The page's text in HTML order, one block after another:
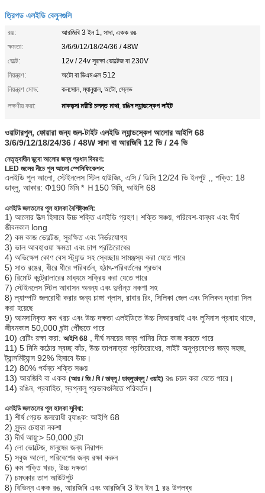
ত্রিপড এলইডি বেলুনগুলি
রঙ:
আরজিবি 3 ইন 1, সাদা, একক রঙ
ক্ষমতা:
3/6/9/12/18/24/36 / 48W
ভোল্ট:
12v / 24v সুরক্ষা ভোল্টেজ বা 230V
নিয়ন্ত্রণ:
অটো বা ডিএমএক্স 512
নিয়ন্ত্রণ মোড:
কনসোল, ম্যানুয়াল, অটো, স্লেভ
লক্ষণীয় করা:
মাকড়সা মরীচি চলন্ত মাথা, রঙিন ল্যান্ডস্কেপ লাইট
ওয়াটারপুল, ফোয়ারা জন্য জল-টাইট এলইডি ল্যান্ডস্কেপ আলোর আইপি 68
3/6/9/12/18/24/36 / 48W সাদা বা আরজিবি 12 ভি / 24 ভি
নেতৃত্বাধীন ডুবো আলোর জন্য প্রধান বিবরণ:
LED জলের নীচে পুল আলো স্পেসিফিকেশন:
এলইডি পুল আলো, স্টেইনলেস স্টিল হাউজিং, এসি / ডিসি 12/24 ভি ইনপুট ,, শক্তি: 18
ডাব্লু, আকার: Φ190 মিমি * Ｈ150 মিমি, আইপি 68
এলইডি জলতলের পুল হালকা বৈশিষ্ট্যগুলি:
1) আলোর উত্স হিসাবে উচ্চ শক্তি এলইডি গ্রহণ। শক্তি সঞ্চয়, পরিবেশ-বান্ধব এবং দীর্ঘ
জীবনকাল long
2) কম কাজ ভোল্টেজ, সুরক্ষিত এবং নির্ভরযোগ্য
3) ভাল আবহাওয়া ক্ষমতা এবং চাপ প্রতিরোধের
4) অভিক্ষেপ কোণ বেস স্ট্যান্ড সহ স্বেচ্ছায় সামঞ্জস্য করা যেতে পারে
5) সাত রঙের, ধীরে ধীরে পরিবর্তন, হঠাৎ-পরিবর্তনের প্রভাব
6) রিমোট কন্ট্রোলারের মাধ্যমে সক্রিয় করা যেতে পারে
7) স্টেইনলেস স্টিল আবাসন অনন্য এবং দুর্দান্ত নকশা সহ
8) ল্যাম্পটি জলরোধী করার জন্য চাঙ্গা গ্লাস, রাবার রিং, সিলিকা জেল এবং সিলিকন দ্বারা সিল
করা হয়েছে
9) আমদানিকৃত কম খরচ এবং উচ্চ দক্ষতা এলইডিতে উচ্চ সিআরআই এবং লুমিনাস প্রবাহ থাকে,
জীবনকাল 50,000 ঘন্টা পৌঁছতে পারে
10) রেটিং রক্ষা করা: আইপি 68 , দীর্ঘ সময়ের জন্য পানির নিচে কাজ করতে পারে
11) 5 মিমি কঠোর স্বচ্ছ কাঁচ, উচ্চ তাপমাত্রা প্রতিরোধের, লাইট অনুপ্রবেশের জন্য সহজ,
ট্রান্সমিট্যান্স 92% হিসাবে উচ্চ।
12) 80% পর্যন্ত শক্তি সঞ্চয়
13) আরজিবি বা একক (আর / জি / বি / ডাব্লু / ডাব্লুডাব্লু / ওয়াই) রঙ চয়ন করা যেতে পারে।
14) রঙিন, প্রবাহিত, স্বপ্নালু প্রভাবগুলিতে পরিবর্তন।
এলইডি জলতলের পুল হালকা সুবিধা:
1) শীর্ষ গ্রেড জলরোধী র‌্যাঙ্ক: আইপি 68
2) সুন্দর চেহারা নকশা
3) দীর্ঘ আয়ু:> 50,000 ঘন্টা
4) লো ভোল্টেজ, মানুষের জন্য নিরাপদ
5) সবুজ আলো, পরিবেশের জন্য রক্ষা করুন
6) কম শক্তি খরচ, উচ্চ দক্ষতা
7) চমৎকার তাপ আউটপুট
8) বিভিন্ন একক রঙ, আরজিবি এবং আরজিবি 3 ইন ইন 1 রঙ উপলব্ধ